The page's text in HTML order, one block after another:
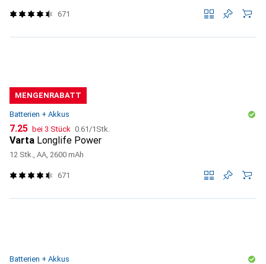
671
MENGENRABATT
Batterien + Akkus
CHF
7.25 bei 3 Stück CHF
0.61/1Stk.
Varta Longlife Power
12 Stk., AA, 2600 mAh
671
Batterien + Akkus